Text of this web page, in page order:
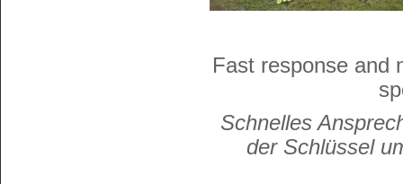
Fast response and
Schnelles
der Schlüssel